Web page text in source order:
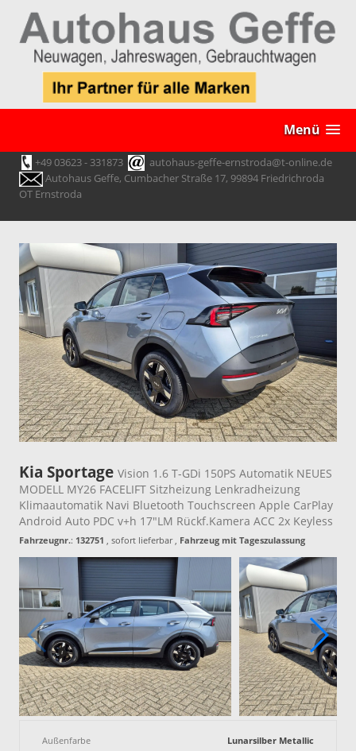
Menü
+49 03623 - 331873
autohaus-geffe-ernstroda@t-online.de
Autohaus Geffe, Cumbacher Straße 17, 99894 Friedrichroda
OT Ernstroda
Kia Sportage Vision 1.6 T-GDi 150PS Automatik NEUES
MODELL MY26 FACELIFT Sitzheizung Lenkradheizung
Klimaautomatik Navi Bluetooth Touchscreen Apple CarPlay
Android Auto PDC v+h 17"LM Rückf.Kamera ACC 2x Keyless
Fahrzeugnr.: 132751 , sofort lieferbar, Fahrzeug mit Tageszulassung
Außenfarbe
Lunarsilber Metallic